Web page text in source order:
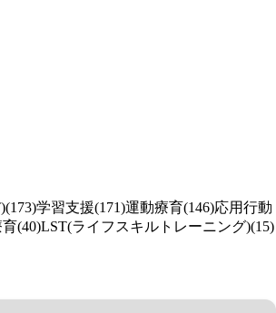
学習支援(171)運動療育(146)応用行動
(40)LST(ライフスキルトレーニング)(15)